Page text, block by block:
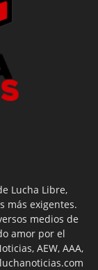
Lucha Libre,
más exigentes.
medios de
amor por el
AEW, AAA,